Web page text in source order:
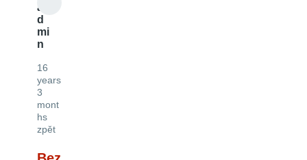
a
d
mi
n
16
years
3
mont
hs
zpět